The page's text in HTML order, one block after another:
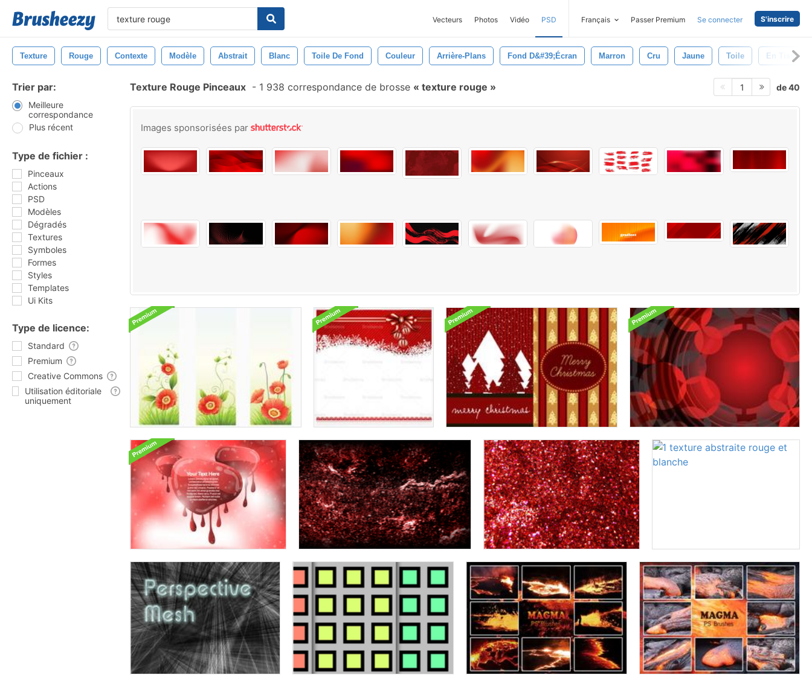
Vecteurs Photos Vidéo PSD Français Passer Premium Se connecter S'inscrire
Texture Rouge Contexte Modèle Abstrait Blanc Toile De Fond Couleur Arrière-Plans Fond D&#39;écran Marron Cru Jaune Toile En Tissu
Trier par:
Meilleure
correspondance
Plus récent
Type de fichier :
Pinceaux
Actions
PSD
Modèles
Dégradés
Textures
Symboles
Formes
Styles
Templates
Ui Kits
Type de licence:
Standard
Premium
Creative Commons
Utilisation éditoriale
uniquement
Texture Rouge Pinceaux - 1 938 correspondance de brosse texture rouge 1 de 40
Images sponsorisées par